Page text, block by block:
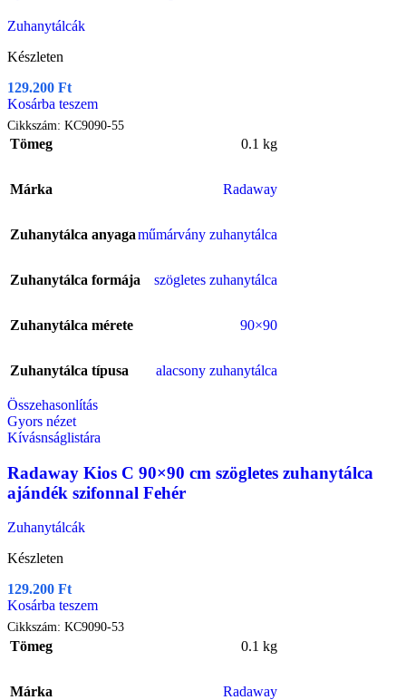
Zuhanytálcák
Készleten
129.200 Ft
Kosárba teszem
Cikkszám: KC9090-55
Tömeg 0.1 kg
Márka Radaway
Zuhanytálca anyagaműmárvány zuhanytálca
Zuhanytálca formája szögletes zuhanytálca
Zuhanytálca mérete 90×90
Zuhanytálca típusa alacsony zuhanytálca
Összehasonlítás
Gyors nézet
Kívásnságlistára
Radaway Kios C 90×90 cm szögletes zuhanytálca
ajándék szifonnal Fehér
Zuhanytálcák
Készleten
129.200 Ft
Kosárba teszem
Cikkszám: KC9090-53
Tömeg 0.1 kg
Márka Radaway